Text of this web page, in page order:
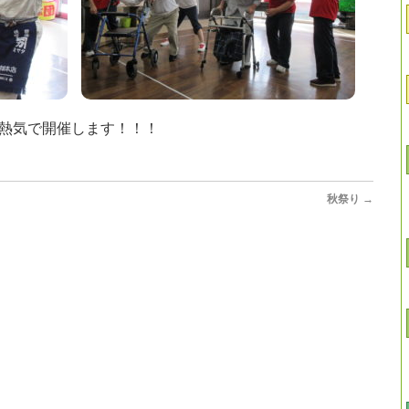
気で開催します！！！
秋祭り →